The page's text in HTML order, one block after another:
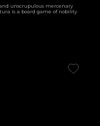
unscrupulous mercenary
is a board game of nobility